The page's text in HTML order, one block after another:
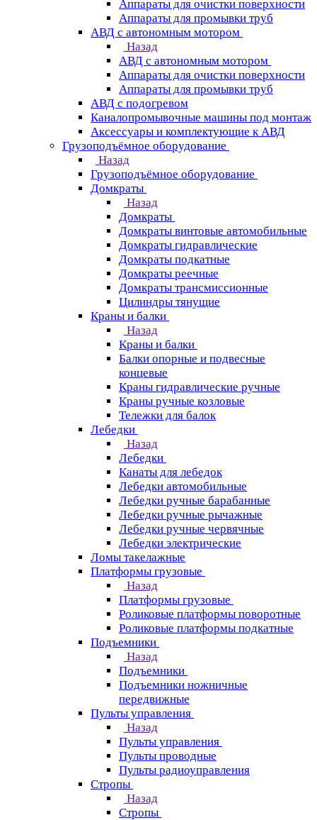
Аппараты для очистки поверхности
Аппараты для промывки труб
АВД с автономным мотором
Назад
АВД с автономным мотором
Аппараты для очистки поверхности
Аппараты для промывки труб
АВД с подогревом
Каналопромывочные машины под монтаж
Аксессуары и комплектующие к АВД
Грузоподъёмное оборудование
Назад
Грузоподъёмное оборудование
Домкраты
Назад
Домкраты
Домкраты винтовые автомобильные
Домкраты гидравлические
Домкраты подкатные
Домкраты реечные
Домкраты трансмиссионные
Цилиндры тянущие
Краны и балки
Назад
Краны и балки
Балки опорные и подвесные
концевые
Краны гидравлические ручные
Краны ручные козловые
Тележки для балок
Лебедки
Назад
Лебедки
Канаты для лебедок
Лебедки автомобильные
Лебедки ручные барабанные
Лебедки ручные рычажные
Лебедки ручные червячные
Лебедки электрические
Ломы такелажные
Платформы грузовые
Назад
Платформы грузовые
Роликовые платформы поворотные
Роликовые платформы подкатные
Подъемники
Назад
Подъемники
Подъемники ножничные
передвижные
Пульты управления
Назад
Пульты управления
Пульты проводные
Пульты радиоуправления
Стропы
Назад
Стропы